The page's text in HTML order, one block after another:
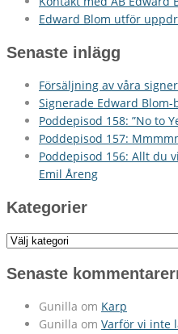
Edward Blom utför
Senaste inlägg
Försäljning av våra
Signerade Edward
Poddepisod 158: ”No to
Poddepisod 157:
Poddepisod 156: Allt du
Emil Åreng
Kategorier
Kategorier
Senaste
Gunilla om Karp
Gunilla om Varför vi inte